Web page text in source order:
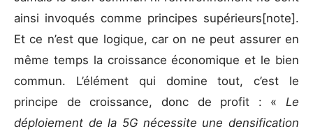
ainsi invoqués comme principes supérieurs[note].
Et ce n’est que logique, car on ne peut assurer en
même temps la croissance économique et le bien
commun. L’élément qui domine tout, c’est le
principe de croissance, donc de profit : « Le
déploiement de la 5G nécessite une densification